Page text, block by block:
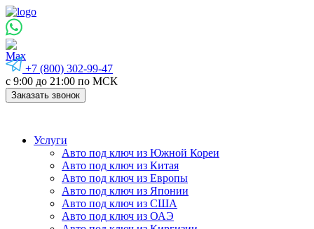
+7 (800) 302-99-47
с 9:00 до 21:00 по МСК
Заказать звонок
Услуги
Авто под ключ из Южной Кореи
Авто под ключ из Китая
Авто под ключ из Европы
Авто под ключ из Японии
Авто под ключ из США
Авто под ключ из ОАЭ